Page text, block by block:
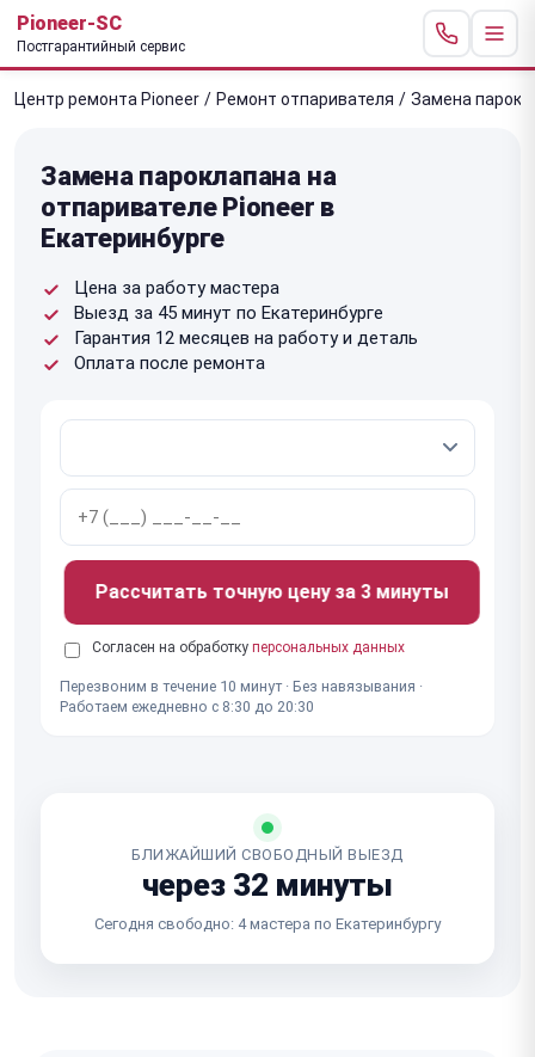
Pioneer-SC
Постгарантийный сервис
Центр ремонта Pioneer / Ремонт отпаривателя / Замена
Замена пароклапана на
отпаривателе Pioneer в
Екатеринбурге
Цена за работу мастера
Выезд за 45 минут по Екатеринбурге
Гарантия 12 месяцев на работу и деталь
Оплата после ремонта
Рассчитать точную цену за 3 минуты
Согласен на обработку персональных данных
Перезвоним в течение 10 минут · Без навязывания ·
Работаем ежедневно с 8:30 до 20:30
БЛИЖАЙШИЙ СВОБОДНЫЙ ВЫЕЗД
через 32 минуты
Сегодня свободно: 4 мастера по Екатеринбургу